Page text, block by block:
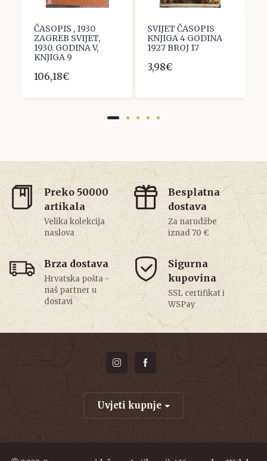
ČASOPIS , 1930
ZAGREB SVIJET,
1930. GODINA V,
KNJIGA 9
106,18€
SVIJET ČASOPIS
KNJIGA 4 GODINA
1927 BROJ 17
3,98€
Preko 50000
artikala
Velika kolekcija
naslova
Besplatna
dostava
Za narudžbe
iznad 70 €
Brza dostava
Hrvatska pošta -
naš partner u
dostavi
Sigurna
kupovina
SSL certifikat i
WSPay
Uvjeti kupnje